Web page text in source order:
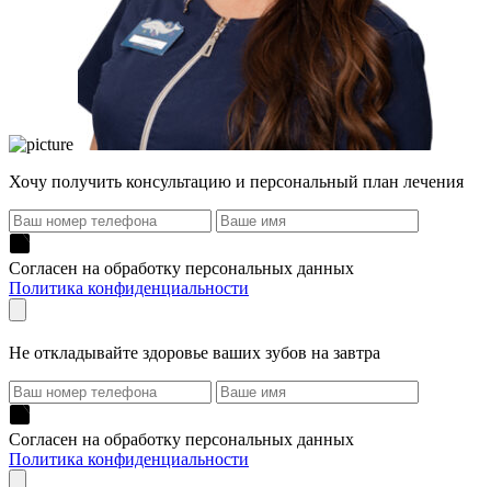
Хочу получить консультацию и персональный план лечения
Согласен на обработку персональных данных
Политика конфиденциальности
Не откладывайте здоровье ваших зубов на завтра
Согласен на обработку персональных данных
Политика конфиденциальности